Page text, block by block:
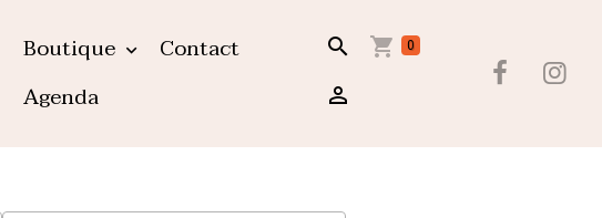
Boutique
Contact
Agenda
0